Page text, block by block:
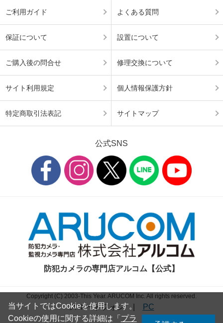
ご利用ガイド よくある質問
保証について 設置について
ご購入後の問合せ 修理交換について
サイト利用規定 個人情報保護方針
特定商取引法表記 サイトマップ
公式SNS
防犯カメラの専門店アルコム【公式】
Copyright (C) 2003-This Year. ARUCOM Inc. All rights reserved.
スマートフォン| PC
当サイトではCookieを使用します。
Cookieの使用に関する詳細は「 プラ